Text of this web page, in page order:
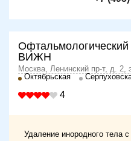
ВИЖН
Москва, Ленинский пр-т, д. 2,
Октябрьская
4
Удаление инородного тела